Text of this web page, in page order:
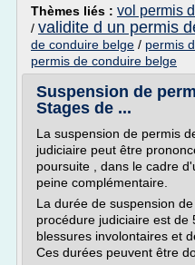
Thèmes liés : vol permis
/ validite d un permis
de conduire belge / permis
permis de conduire belge
Suspension de
Stages de ...
La suspension de permis
judiciaire peut être
poursuite , dans le cadre
peine complémentaire.
La durée de suspension
procédure judiciaire est de
blessures involontaires et
Ces durées peuvent être